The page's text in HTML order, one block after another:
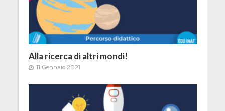
Alla ricerca di altri mondi!
11 Gennaio 2021